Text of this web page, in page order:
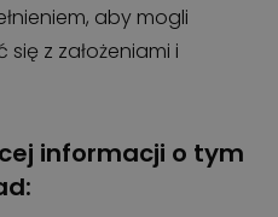
aby mogli
z założeniami i
informacji o tym